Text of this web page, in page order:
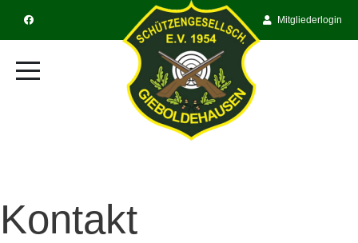
Mitgliederlogin
Kontakt